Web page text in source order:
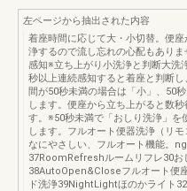
左ページから抽出された内容
着座時間に応じて大・小切替。便
浄するので流し忘れの心配もあり
感知※立ち上がり小洗浄と判断大洗
秒以上連続感知すると着座と判断
間が50秒未満の場合は「小」、50
します。便座から立ち上がると数
す。※50秒未満で「おしり洗浄」を
します。フルオート便器洗浄（リ
なにやさしい、フルオート機能。
37RoomRefreshルームリフレ30お
38AutoOpen&Closeフルオート便
ド洗浄39NightLightほのかライト